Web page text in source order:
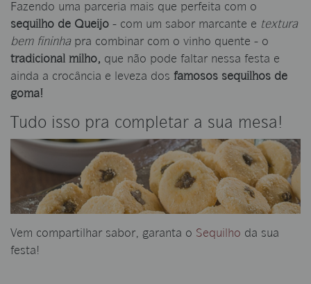
Fazendo uma parceria mais que perfeita com o
sequilho de Queijo - com um sabor marcante e textura
bem fininhapra combinar com o vinho quente - o
tradicional milho, que não pode faltar nessa festa e
ainda a crocância e leveza dos famosos sequilhos de
goma!
Tudo isso pra completar a sua mesa!
Vem compartilhar sabor, garanta o Sequilho da sua
festa!